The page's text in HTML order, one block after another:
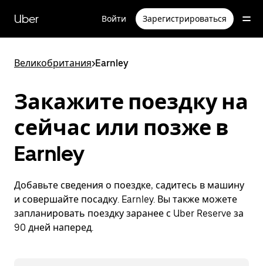
перейти
к
содержимому
Uber Войти Зарегистрироваться
Великобритания>Earnley
Закажите поездку на
сейчас или позже в
Earnley
Добавьте сведения о поездке, садитесь в машину
и совершайте посадку. Earnley. Вы также можете
запланировать поездку заранее с Uber Reserve за
90 дней наперед.